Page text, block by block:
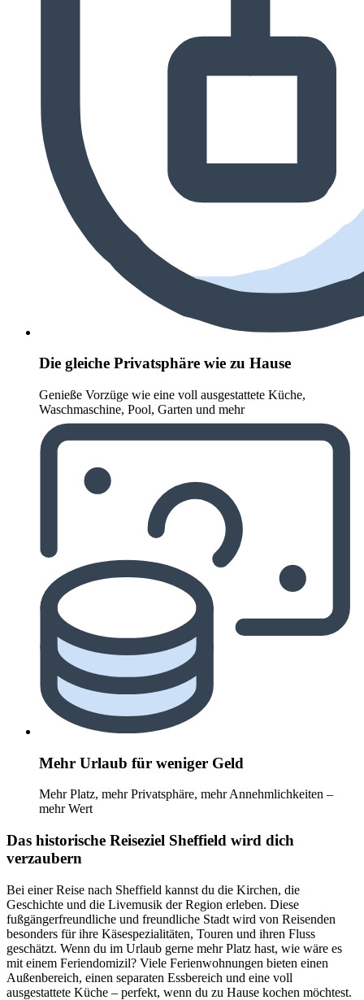
Die gleiche Privatsphäre wie zu Hause
Genieße Vorzüge wie eine voll ausgestattete Küche,
Waschmaschine, Pool, Garten und mehr
Mehr Urlaub für weniger Geld
Mehr Platz, mehr Privatsphäre, mehr Annehmlichkeiten –
mehr Wert
Das historische Reiseziel Sheffield wird dich
verzaubern
Bei einer Reise nach Sheffield kannst du die Kirchen, die
Geschichte und die Livemusik der Region erleben. Diese
fußgängerfreundliche und freundliche Stadt wird von Reisenden
besonders für ihre Käsespezialitäten, Touren und ihren Fluss
geschätzt. Wenn du im Urlaub gerne mehr Platz hast, wie wäre es
mit einem Feriendomizil? Viele Ferienwohnungen bieten einen
Außenbereich, einen separaten Essbereich und eine voll
ausgestattete Küche – perfekt, wenn du zu Hause kochen möchtest.